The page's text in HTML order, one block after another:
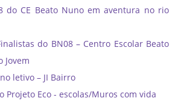
do CE Beato Nuno em aventura no rio
do BN08 – Centro Escolar Beato
Jovem
letivo – JI Bairro
Projeto Eco - escolas/Muros com vida